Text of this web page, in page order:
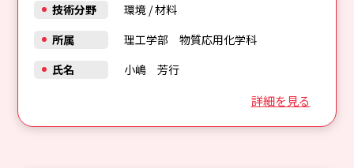
詳細を見る
技術分野 環境/材料
所属
理工学部 物質応用化学科
氏名
小嶋 芳行